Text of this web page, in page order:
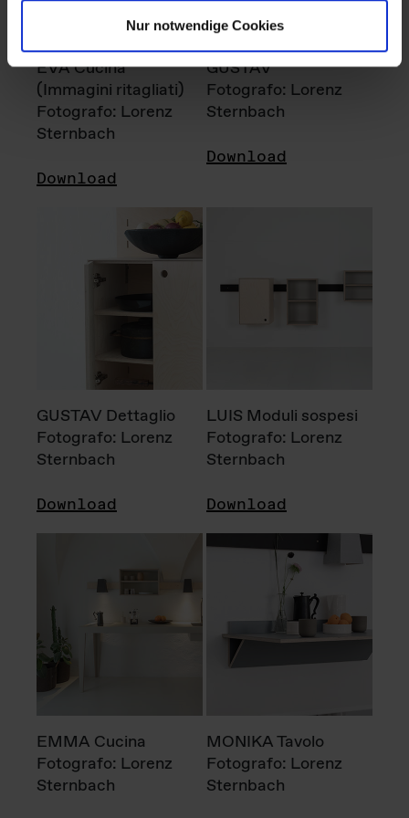
Nur notwendige Cookies
EVA Cucina
(Immagini ritagliati)
Fotografo: Lorenz
Sternbach
Download
GUSTAV
Fotografo: Lorenz
Sternbach
Download
GUSTAV Dettaglio
Fotografo: Lorenz
Sternbach
Download
LUIS Moduli sospesi
Fotografo: Lorenz
Sternbach
Download
EMMA Cucina
Fotografo: Lorenz
Sternbach
MONIKA Tavolo
Fotografo: Lorenz
Sternbach